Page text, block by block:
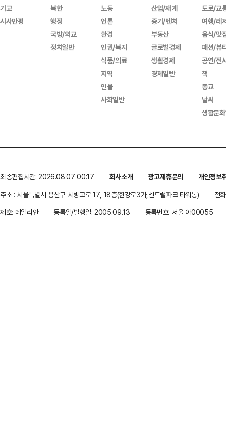
기고
시사만평
북한
행정
국방/외교
정치일반
노동
언론
환경
인권/복지
식품/의료
지역
인물
사회일반
산업/재계
중기/벤처
부동산
글로벌경제
생활경제
경제일반
도로/교
여행/레
음식/맛
패션/뷰
공연/전
책
종교
날씨
생활문
최종편집시간: 2026.08.07 00:17 회사소개 광고제휴문의
개인정보
주소 : 서울특별시 용산구 서빙고로 17, 18층(한강로3가,센트럴파크 타워동)
전
제호: 데일리안
등록일/발행일: 2005.09.13 등록번호: 서울 아00055